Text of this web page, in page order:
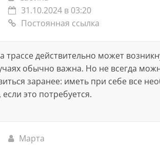
31.10.2024 в 03:20
Постоянная ссылка
трассе действительно может
обычно важна. Но не всегда
заранее: иметь при себе все
это потребуется.
Марта